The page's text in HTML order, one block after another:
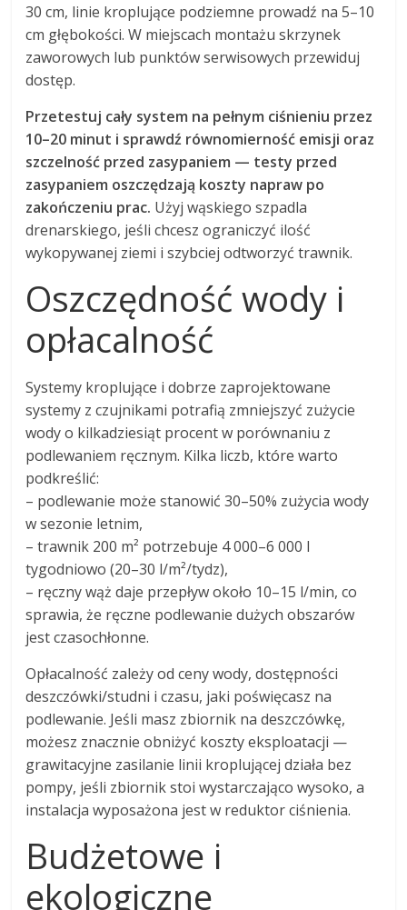
30 cm, linie kroplujące podziemne prowadź na 5–10
cm głębokości. W miejscach montażu skrzynek
zaworowych lub punktów serwisowych przewiduj
dostęp.
Przetestuj cały system na pełnym ciśnieniu przez
10–20 minut i sprawdź równomierność emisji oraz
szczelność przed zasypaniem — testy przed
zasypaniem oszczędzają koszty napraw po
zakończeniu prac. Użyj wąskiego szpadla
drenarskiego, jeśli chcesz ograniczyć ilość
wykopywanej ziemi i szybciej odtworzyć trawnik.
Oszczędność wody i
opłacalność
Systemy kroplujące i dobrze zaprojektowane
systemy z czujnikami potrafią zmniejszyć zużycie
wody o kilkadziesiąt procent w porównaniu z
podlewaniem ręcznym. Kilka liczb, które warto
podkreślić:
– podlewanie może stanowić 30–50% zużycia wody
w sezonie letnim,
– trawnik 200 m² potrzebuje 4 000–6 000 l
tygodniowo (20–30 l/m²/tydz),
– ręczny wąż daje przepływ około 10–15 l/min, co
sprawia, że ręczne podlewanie dużych obszarów
jest czasochłonne.
Opłacalność zależy od ceny wody, dostępności
deszczówki/studni i czasu, jaki poświęcasz na
podlewanie. Jeśli masz zbiornik na deszczówkę,
możesz znacznie obniżyć koszty eksploatacji —
grawitacyjne zasilanie linii kroplującej działa bez
pompy, jeśli zbiornik stoi wystarczająco wysoko, a
instalacja wyposażona jest w reduktor ciśnienia.
Budżetowe i
ekologiczne